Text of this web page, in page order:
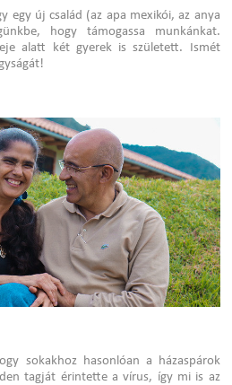
egy új család (az apa mexikói, az anya
hogy támogassa munkánkat.
alatt két gyerek is született. Ismét
sokakhoz hasonlóan a házaspárok
tagját érintette a vírus, így mi is az